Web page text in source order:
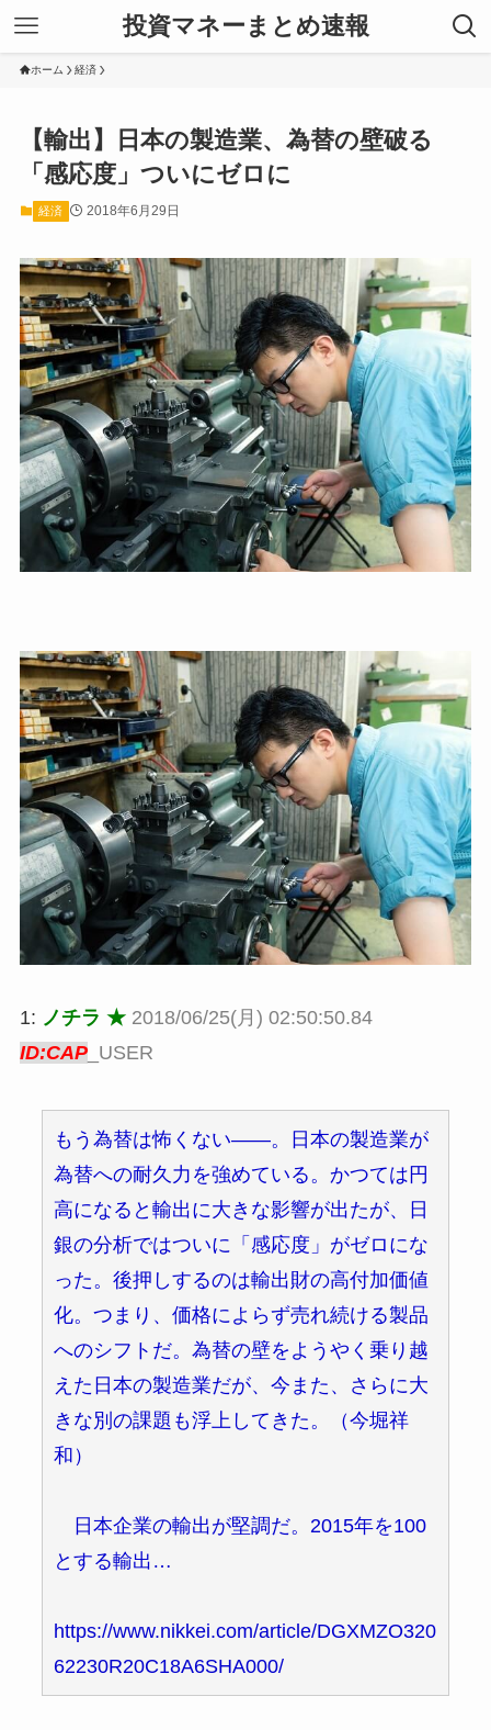
投資マネーまとめ速報
ホーム 経済
【輸出】日本の製造業、為替の壁破る
「感応度」ついにゼロに
経済 2018年6月29日
1: ノチラ ★ 2018/06/25(月) 02:50:50.84
ID:CAP_USER
もう為替は怖くない――。日本の製造業が
為替への耐久力を強めている。かつては円
高になると輸出に大きな影響が出たが、日
銀の分析ではついに「感応度」がゼロにな
った。後押しするのは輸出財の高付加価値
化。つまり、価格によらず売れ続ける製品
へのシフトだ。為替の壁をようやく乗り越
えた日本の製造業だが、今また、さらに大
きな別の課題も浮上してきた。（今堀祥
和）
日本企業の輸出が堅調だ。2015年を100
とする輸出…
https://www.nikkei.com/article/DGXMZO320
62230R20C18A6SHA000/